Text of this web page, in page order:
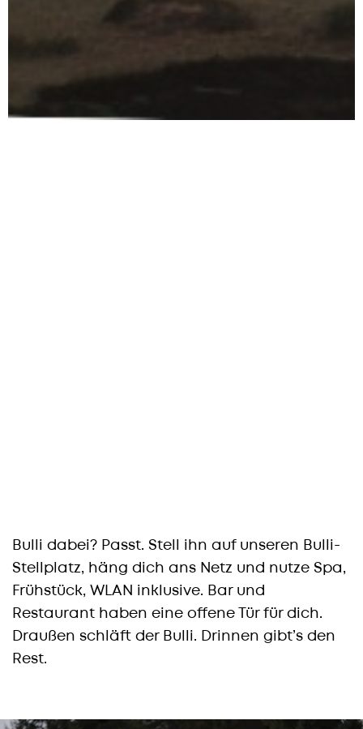
Bulli dabei? Passt. Stell ihn auf unseren Bulli-
Stellplatz, häng dich ans Netz und nutze Spa,
Frühstück, WLAN inklusive. Bar und
Restaurant haben eine offene Tür für dich.
Draußen schläft der Bulli. Drinnen gibt’s den
Rest.